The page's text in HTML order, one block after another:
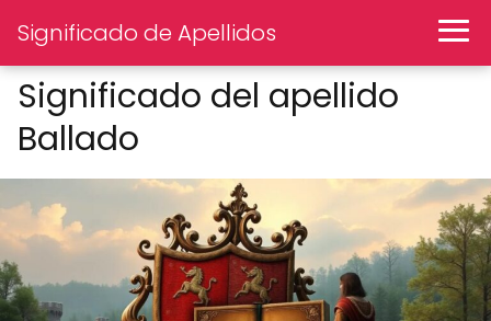
Significado de Apellidos
Significado del apellido
Ballado